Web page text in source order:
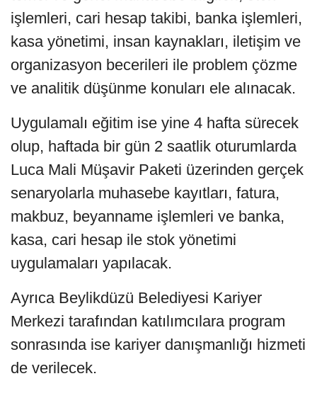
işlemleri, cari hesap takibi, banka işlemleri,
kasa yönetimi, insan kaynakları, iletişim ve
organizasyon becerileri ile problem çözme
ve analitik düşünme konuları ele alınacak.
Uygulamalı eğitim ise yine 4 hafta sürecek
olup, haftada bir gün 2 saatlik oturumlarda
Luca Mali Müşavir Paketi üzerinden gerçek
senaryolarla muhasebe kayıtları, fatura,
makbuz, beyanname işlemleri ve banka,
kasa, cari hesap ile stok yönetimi
uygulamaları yapılacak.
Ayrıca Beylikdüzü Belediyesi Kariyer
Merkezi tarafından katılımcılara program
sonrasında ise kariyer danışmanlığı hizmeti
de verilecek.